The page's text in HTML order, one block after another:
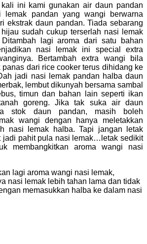
ini kami gunakan air daun pandan
lemak pandan yang wangi berwarna
ekstrak daun pandan. Tiada sebarang
sudah cukup terserlah nasi lemak
lagi aroma dari satu bahan
nasi lemak ini special extra
Bertambah extra wangi bila
dari rice cooker terus dihidang ke
jadi nasi lemak pandan halba daun
lembut dikunyah bersama sambal
timun dan bahan lain seperti ikan
goreng. Jika tak suka air daun
stok daun pandan, masih boleh
wangi dengan hanya meletakkan
nasi lemak halba. Tapi jangan letak
jadi pahit pula nasi lemak…letak sedikit
membangkitkan aroma wangi nasi
lagi aroma wangi nasi lemak,
nasi lemak lebih tahan lama dan tidak
memasukkan halba ke dalam nasi